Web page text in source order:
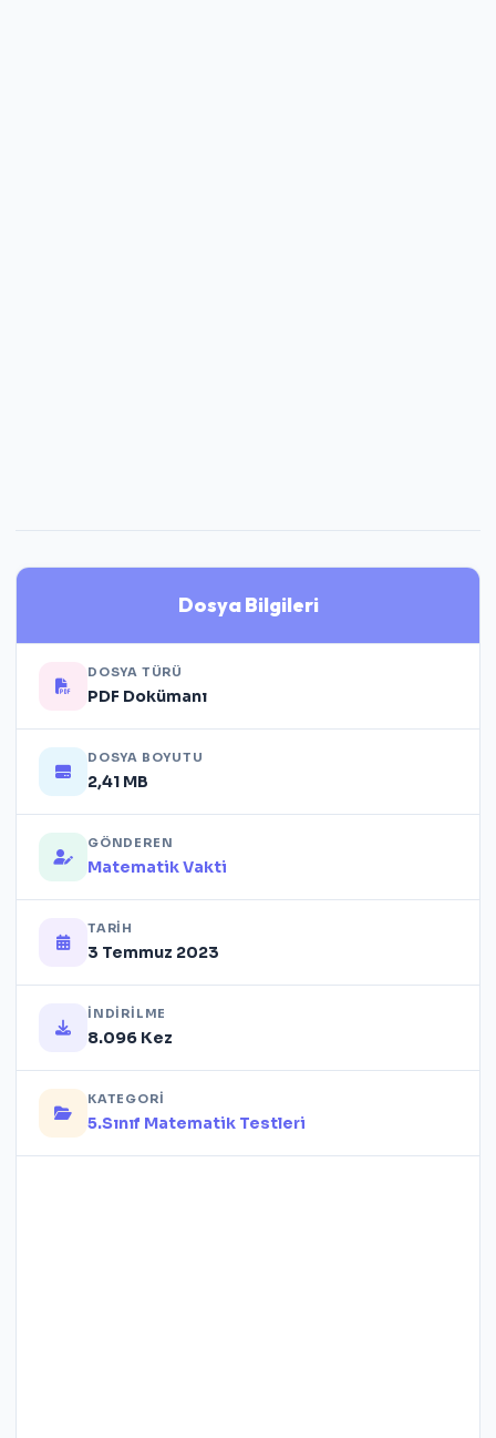
Dosya Bilgileri
DOSYA TÜRÜ
PDF Dokümanı
DOSYA BOYUTU
2,41 MB
GÖNDEREN
Matematik Vakti
TARIH
3 Temmuz 2023
İNDIRILME
8.096 Kez
KATEGORI
5.Sınıf Matematik Testleri